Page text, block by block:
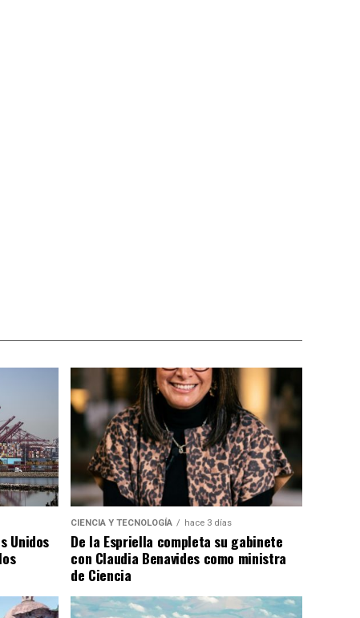
Unidos
CIENCIA Y TECNOLOGÍA hace 3 días
De la Espriella completa su gabinete
con Claudia Benavides como ministra
de Ciencia